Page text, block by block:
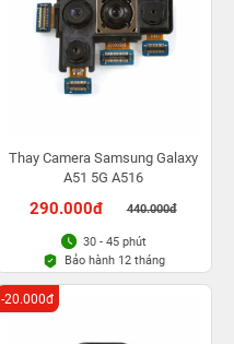
Thay Camera Samsung Galaxy
A51 5G A516
290.000đ 440.000đ
30 - 45 phút
Bảo hành 12 tháng
-20.000đ